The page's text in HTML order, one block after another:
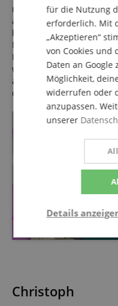
meine eigene Musikecke
auch einem eigenen
beste Möglichkeit, um
Mittlerweile habe ich 2
Instrumenten begeistert
wieder eine Band
alte Tochter findet
dabei ihr ‚Mähnchen‘.“ 😊
Christoph
für die Nutzung
erforderlich. Mit
„Akzeptieren“
von Cookies
Daten an Google
Möglichkeit,
widerrufen oder
anzupassen.
unserer
Details
Statistik